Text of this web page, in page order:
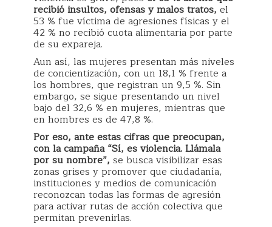
recibió insultos, ofensas y malos tratos, el
53 % fue víctima de agresiones físicas y el
42 % no recibió cuota alimentaria por parte
de su expareja.
Aun así, las mujeres presentan más niveles
de concientización, con un 18,1 % frente a
los hombres, que registran un 9,5 %. Sin
embargo, se sigue presentando un nivel
bajo del 32,6 % en mujeres, mientras que
en hombres es de 47,8 %.
Por eso, ante estas cifras que preocupan,
con la campaña “Sí, es violencia. Llámala
por su nombre”, se busca visibilizar esas
zonas grises y promover que ciudadanía,
instituciones y medios de comunicación
reconozcan todas las formas de agresión
para activar rutas de acción colectiva que
permitan prevenirlas.